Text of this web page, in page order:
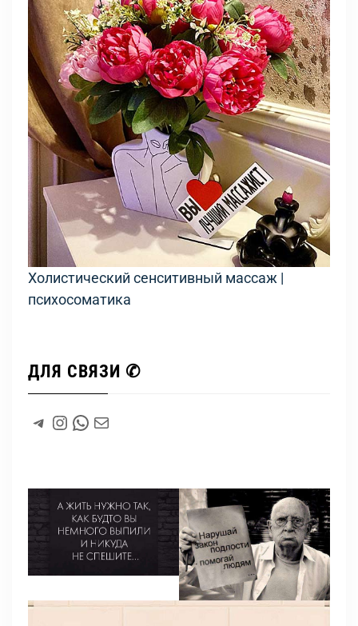
Холистический сенситивный массаж |
психосоматика
ДЛЯ СВЯЗИ ✆
# Instagram
WhatsApp
#